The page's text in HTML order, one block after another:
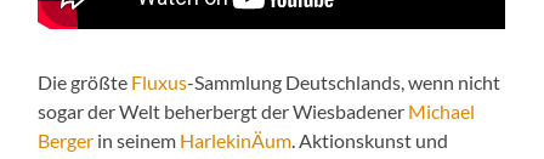
Die größte Fluxus-Sammlung Deutschlands, wenn nicht
sogar der Welt beherbergt der Wiesbadener Michael
Berger in seinem HarlekinÄum. Aktionskunst und